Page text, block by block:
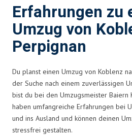
Erfahrungen zu
Umzug von
Perpignan
Du planst einen Umzug von Koblenz
der Suche nach einem zuverlässigen
bist du bei den Umzugsmeister Baiern
haben umfangreiche Erfahrungen bei
und ins Ausland und können deinen
stressfrei gestalten.